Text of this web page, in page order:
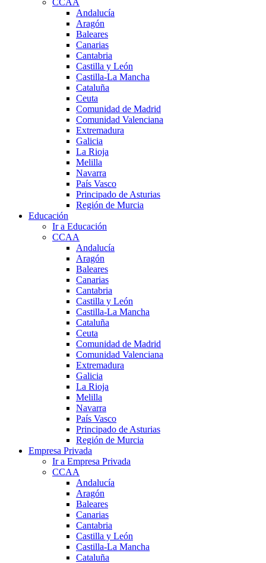
Andalucía
Aragón
Baleares
Canarias
Cantabria
Castilla y León
Castilla-La Mancha
Cataluña
Ceuta
Comunidad de Madrid
Comunidad Valenciana
Extremadura
Galicia
La Rioja
Melilla
Navarra
País Vasco
Principado de Asturias
Región de Murcia
Educación
Ir a Educación
CCAA
Andalucía
Aragón
Baleares
Canarias
Cantabria
Castilla y León
Castilla-La Mancha
Cataluña
Ceuta
Comunidad de Madrid
Comunidad Valenciana
Extremadura
Galicia
La Rioja
Melilla
Navarra
País Vasco
Principado de Asturias
Región de Murcia
Empresa Privada
Ir a Empresa Privada
CCAA
Andalucía
Aragón
Baleares
Canarias
Cantabria
Castilla y León
Castilla-La Mancha
Cataluña